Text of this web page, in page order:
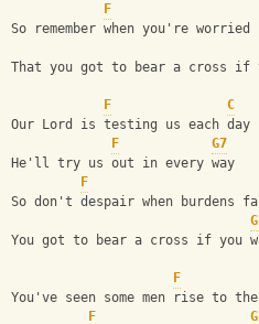
F
So remember when you're
That you got to bear a cross if
F
C
Our Lord is testing us each day
F
G7
He'll try us out in every way
F
So don't despair when burdens
You got to bear a cross if you
F
You've seen some men rise to
F